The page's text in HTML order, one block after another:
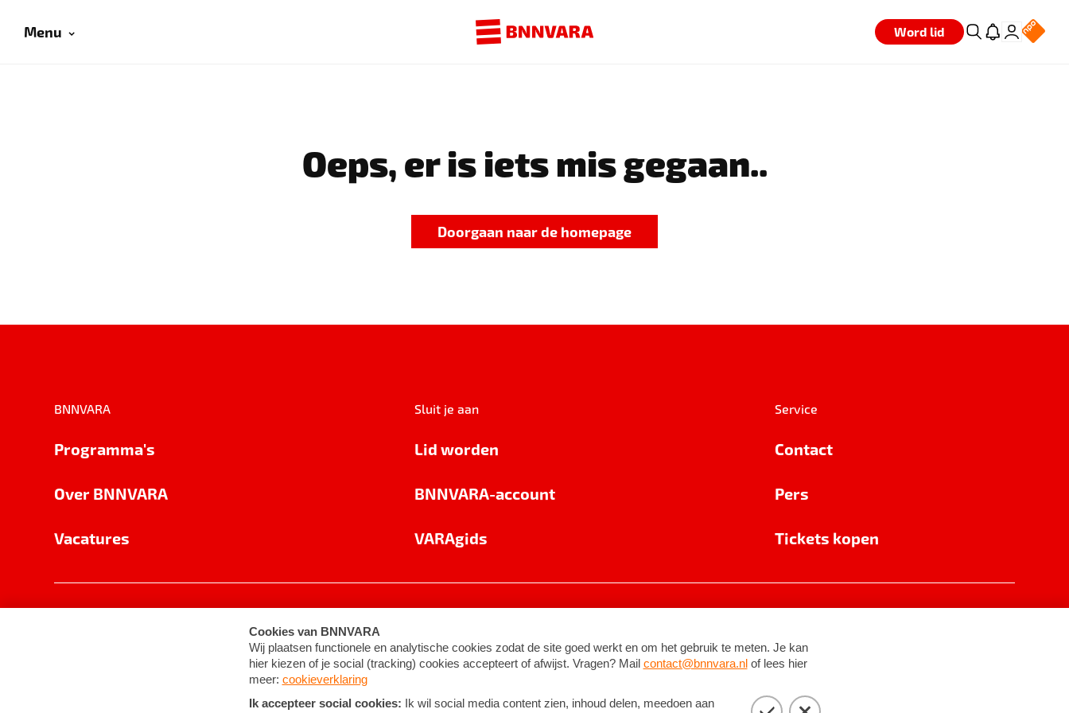
Menu Word lid
Oeps, er is iets mis gegaan..
Doorgaan naar de homepage
BNNVARA
Programma's
Over BNNVARA
Vacatures
Sluit je aan
Lid worden
BNNVARA-account
VARAgids
Service
Contact
Pers
Tickets kopen
Cookie-instellingen Algemene voorwaarden ©2026BNNVARA